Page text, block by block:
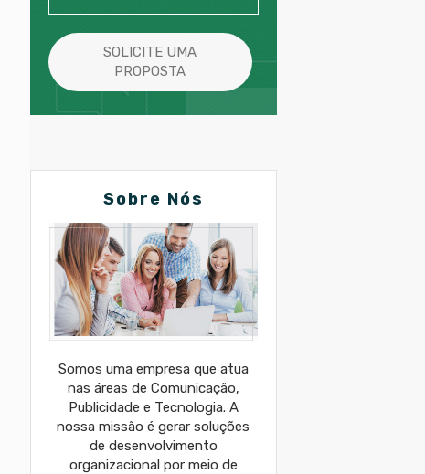
SOLICITE UMA
PROPOSTA
Sobre Nós
Somos uma empresa que atua
nas áreas de Comunicação,
Publicidade e Tecnologia. A
nossa missão é gerar soluções
de desenvolvimento
organizacional por meio de